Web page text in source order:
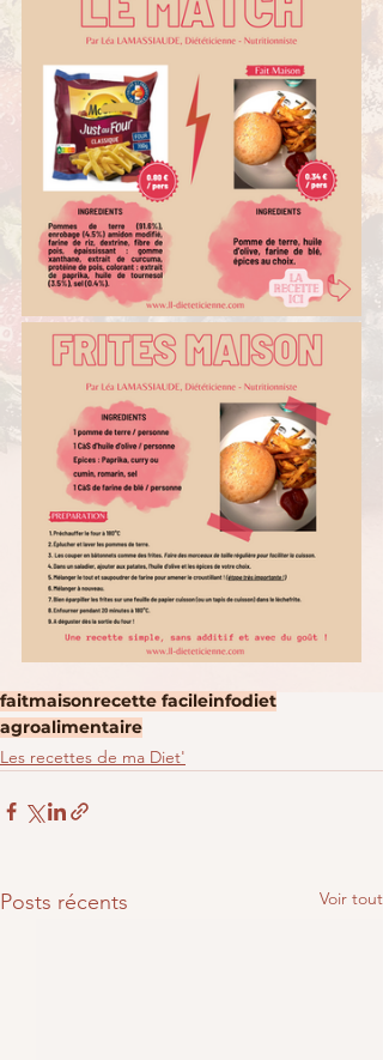
faitmaisonrecette facileinfodiet
agroalimentaire
Les recettes de ma Diet'
Posts récents Voir tout